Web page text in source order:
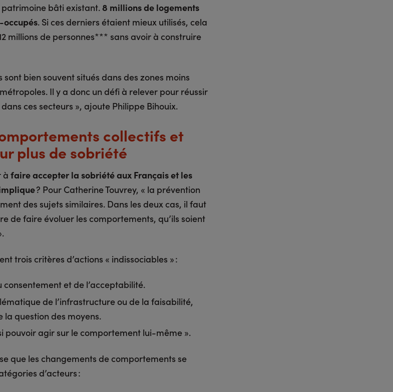
bâti existant. 8 millions de logements
occupés. Si ces derniers étaient mieux utilisés, cela
millions de personnes*** sans avoir à construire
bien souvent situés dans des zones moins
Il y a donc un défi à relever pour réussir
ces secteurs », ajoute Philippe Bihouix.
collectifs et
plus de sobriété
àfaire accepter la sobriété aux Français et les
? Pour Catherine Touvrey, « la prévention
des sujets similaires. Dans les deux cas, il faut
de faire évoluer les comportements, qu’ils soient
trois critères d’actions « indissociables » :
consentement et de l’acceptabilité.
de l’infrastructure ou de la faisabilité,
la question des moyens.
pouvoir agir sur le comportement lui-même ».
que les changements de comportements se
d’acteurs :